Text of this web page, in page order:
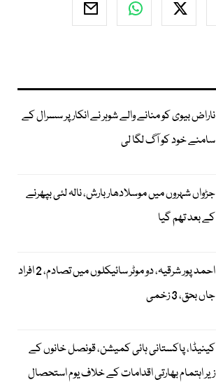
ناراض بیوی کو منانے والے شوہر نے انکار پر سسرال کے
سامنے خود کو آگ لگا لی
جڑواں شہروں میں موسلادھار بارش، نالہ لئی بپھرنے
کے بعد تھم گیا
احمد پور شرقیہ، دو موٹر سائیکلوں میں تصادم، 2 افراد
جاں بحق، 3 زخمی
کینیڈا، پاکستانی ہائی کمیشن، قونصل خانوں کے
زیر اہتمام بھارتی اقدامات کے خلاف یوم استحصال